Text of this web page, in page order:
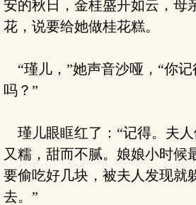
安的秋日，金桂盛开如云，母
花，说要给她做桂花糕。
“瑾儿，”她声音沙哑，“你
吗？”
瑾儿眼眶红了：“记得。夫
又糯，甜而不腻。娘娘小时候
要偷吃好几块，被夫人发现就
去。”